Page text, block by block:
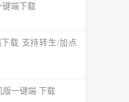
键端下载
载 支持转生/加点
版一键端 下载